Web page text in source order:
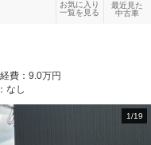
お気に入り
一覧を見る
最近見た
中古車
費： 9.0万円
なし
1/19